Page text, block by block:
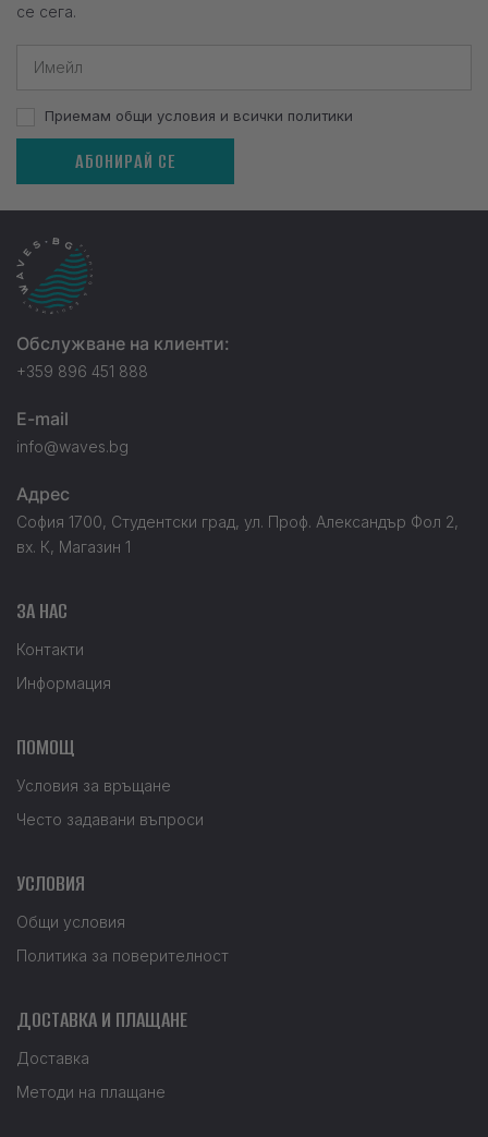
се сега.
Приемам общи условия и всички политики
АБОНИРАЙ СЕ
Обслужване на клиенти:
+359 896 451 888
E-mail
info@waves.bg
Адрес
София 1700, Студентски град, ул. Проф. Александър Фол 2,
вх. К, Магазин 1
ЗА НАС
Контакти
Информация
ПОМОЩ
Условия за връщане
Често задавани въпроси
УСЛОВИЯ
Общи условия
Политика за поверителност
ДОСТАВКА И ПЛАЩАНЕ
Доставка
Методи на плащане